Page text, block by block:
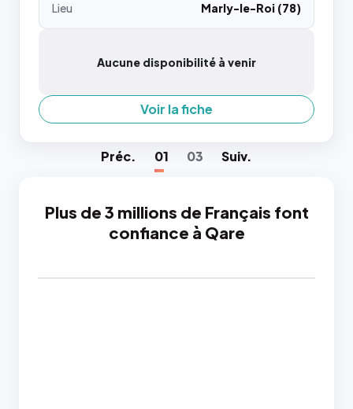
Lieu
Marly-le-Roi (78)
Aucune disponibilité à venir
Voir la fiche
Préc. 01 03 Suiv.
Plus de 3 millions de Français font
confiance à Qare